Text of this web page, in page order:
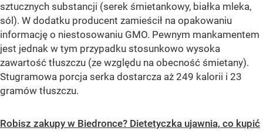
sztucznych substancji (serek śmietankowy, białka mleka,
sól). W dodatku producent zamieścił na opakowaniu
informację o niestosowaniu GMO. Pewnym mankamentem
jest jednak w tym przypadku stosunkowo wysoka
zawartość tłuszczu (ze względu na obecność śmietany).
Stugramowa porcja serka dostarcza aż 249 kalorii i 23
gramów tłuszczu.
Robisz zakupy w Biedronce? Dietetyczka ujawnia, co kupić